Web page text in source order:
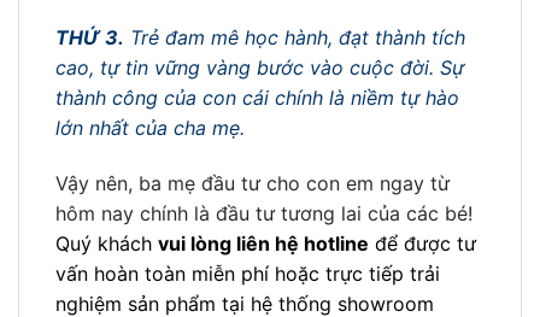
THỨ 3. Trẻ đam mê học hành, đạt thành tích
cao, tự tin vững vàng bước vào cuộc đời. Sự
thành công của con cái chính là niềm tự hào
lớn nhất của cha mẹ.
Vậy nên, ba mẹ đầu tư cho con em ngay từ
hôm nay chính là đầu tư tương lai của các bé!
Quý khách vui lòng liên hệ hotline để được tư
vấn hoàn toàn miễn phí hoặc trực tiếp trải
nghiệm sản phẩm tại hệ thống showroom